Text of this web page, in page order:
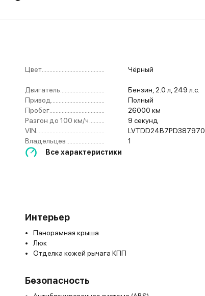
Цвет
.................................................... Чёрный
Двигатель
....................................................
Бензин, 2.0 л, 249 л.с.
Привод
....................................................
Полный
Пробег
....................................................
26000 км
Разгон до 100 км/ч
....................................................
9 секунд
VIN
....................................................
LVTDD24B7PD387970
Владельцев
....................................................
1
Все характеристики
Интерьер
Панорамная крыша
Люк
Отделка кожей рычага КПП
Безопасность